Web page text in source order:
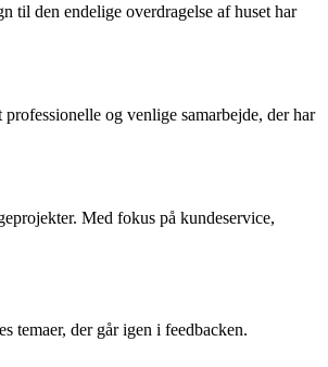
til den endelige overdragelse af huset har
og venlige samarbejde, der har
Med fokus på kundeservice,
temaer, der går igen i feedbacken.